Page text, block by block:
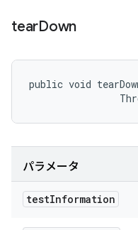
tearDown
public void
パラメータ
testInformation